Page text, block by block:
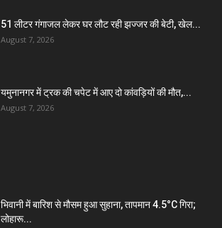
51 लीटर गंगाजल लेकर घर लौट रही झज्जर की बेटी, खेल...
August 7, 2026
यमुनानगर में ट्रक की चपेट में आए दो कांवड़ियों की मौत,...
August 7, 2026
भिवानी में बारिश से मौसम हुआ सुहाना, तापमान 4.5°C गिरा;
लोहारू...